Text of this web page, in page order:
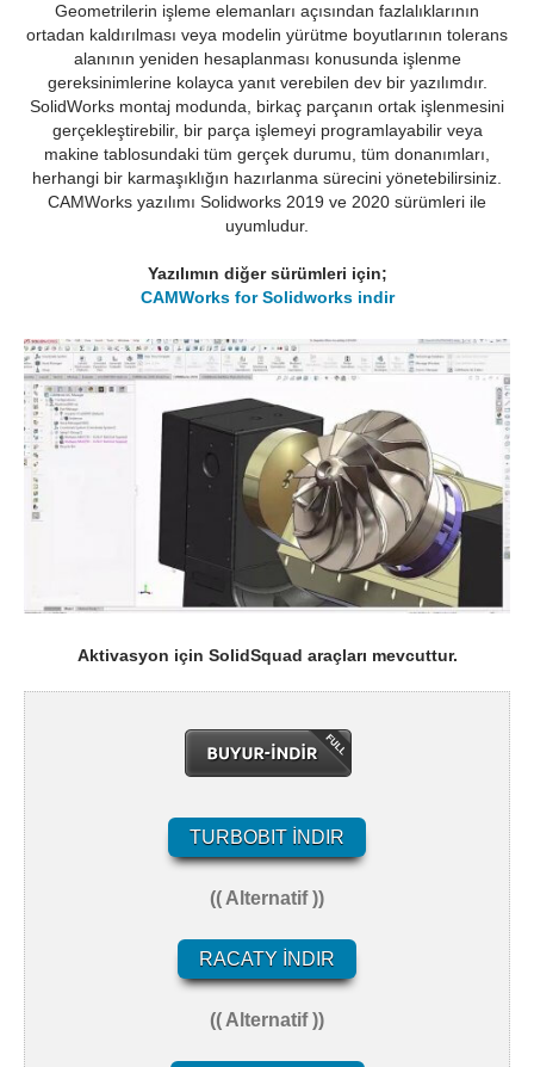
Geometrilerin işleme elemanları açısından fazlalıklarının
ortadan kaldırılması veya modelin yürütme boyutlarının tolerans
alanının yeniden hesaplanması konusunda işlenme
gereksinimlerine kolayca yanıt verebilen dev bir yazılımdır.
SolidWorks montaj modunda, birkaç parçanın ortak işlenmesini
gerçekleştirebilir, bir parça işlemeyi programlayabilir veya
makine tablosundaki tüm gerçek durumu, tüm donanımları,
herhangi bir karmaşıklığın hazırlanma sürecini yönetebilirsiniz.
CAMWorks yazılımı Solidworks 2019 ve 2020 sürümleri ile
uyumludur.
Yazılımın diğer sürümleri için;
CAMWorks for Solidworks indir
Aktivasyon için SolidSquad araçları mevcuttur.
TURBOBIT İNDIR
(( Alternatif ))
RACATY İNDIR
(( Alternatif ))